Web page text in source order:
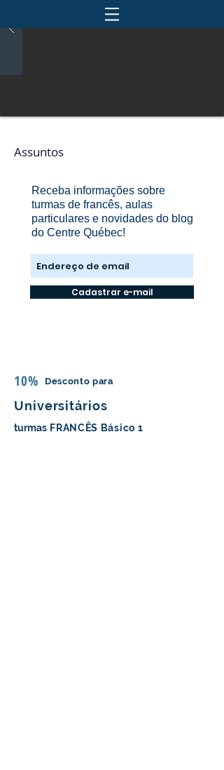
Assuntos
Receba informações sobre
turmas de francês, aulas
particulares e novidades do blog
do Centre Québec!
Cadastrar e-mail
10% Desconto para
Universitários
turmas FRANCÊS Básico 1